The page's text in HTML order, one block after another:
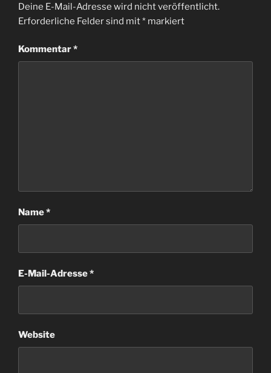
Deine E-Mail-Adresse wird nicht veröffentlicht.
Erforderliche Felder sind mit* markiert
Kommentar*
Name*
E-Mail-Adresse*
Website